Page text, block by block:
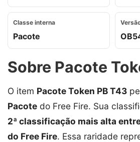
Classe interna
Pacote
Sobre Pacote
O item Pacote Token PB T43
Pacote do Free Fire. Sua
2ª classificação mais alta
do Free Fire. Essa raridade